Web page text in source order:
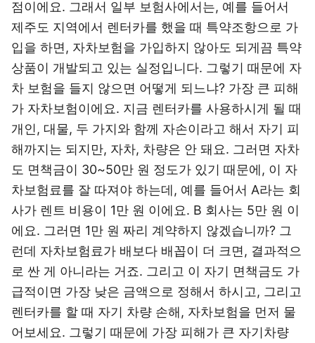
점이에요. 그래서 일부 보험사에서는, 예를 들어서
제주도 지역에서 렌터카를 했을 때 특약조항으로 가
입을 하면, 자차보험을 가입하지 않아도 되게끔 특약
상품이 개발되고 있는 실정입니다. 그렇기 때문에 자
차 보험을 들지 않으면 어떻게 되느냐? 가장 큰 피해
가 자차보험이에요. 지금 렌터카를 사용하시게 될 때
개인, 대물, 두 가지와 함께 자손이라고 해서 자기 피
해까지는 되지만, 자차, 차량은 안 돼요. 그러면 자차
도 면책금이 30~50만 원 정도가 있기 때문에, 이 자
차보험료를 잘 따져야 하는데, 예를 들어서 A라는 회
사가 렌트 비용이 1만 원 이에요. B 회사는 5만 원 이
에요. 그러면 1만 원 짜리 계약하지 않겠습니까? 그
런데 자차보험료가 배보다 배꼽이 더 크면, 결과적으
로 싼 게 아니라는 거죠. 그리고 이 자기 면책금도 가
급적이면 가장 낮은 금액으로 정해서 하시고, 그리고
렌터카를 할 때 자기 차량 손해, 자차보험을 먼저 물
어보세요. 그렇기 때문에 가장 피해가 큰 자기차량